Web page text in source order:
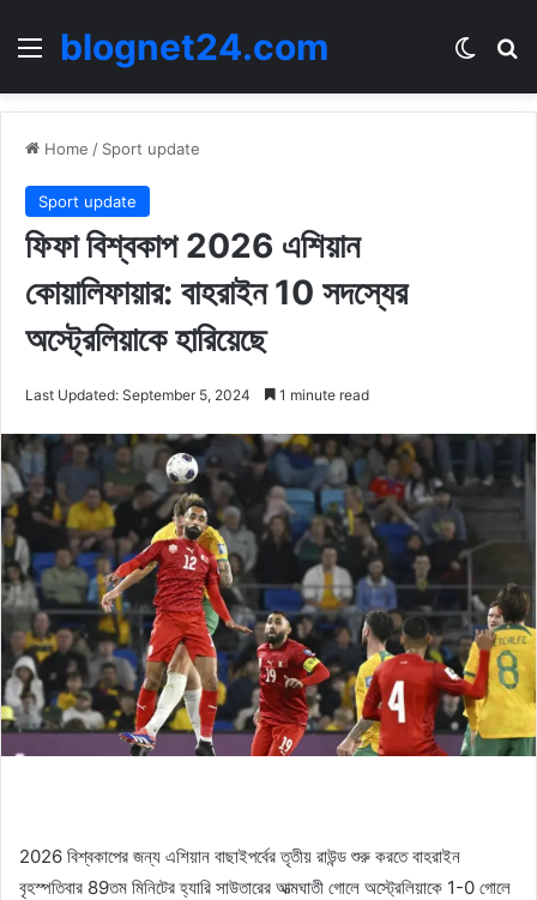
Menublognet24.com
Home / Sport update
Sport update
ফিফা বিশ্বকাপ 2026 এশিয়ান
কোয়ালিফায়ার: বাহরাইন 10 সদস্যের
অস্ট্রেলিয়াকে হারিয়েছে
Last Updated: September 5, 2024 1 minute read
2026 বিশ্বকাপের জন্য এশিয়ান বাছাইপর্বের তৃতীয় রাউন্ড শুরু করতে বাহরাইন
বৃহস্পতিবার 89তম মিনিটের হ্যারি সাউতারের আত্মঘাতী গোলে অস্ট্রেলিয়াকে 1-0 গোলে